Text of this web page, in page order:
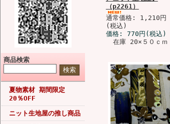
商品検索
夏物素材 期間限定
20％OFF
ニット生地屋の推し商品
（p2261）
通常価格: 1,210円
(税込)
価格: 770円 (税込)
在庫 20×５０ｃｍ